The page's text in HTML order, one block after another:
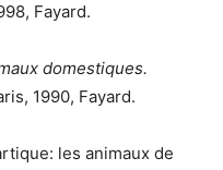
Fayard.
domestiques.
1990, Fayard.
les animaux de